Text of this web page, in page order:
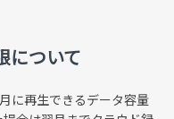
について
に再生できるデータ容量